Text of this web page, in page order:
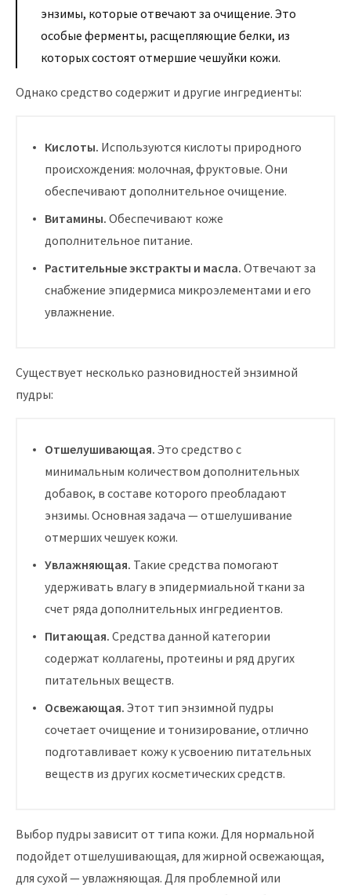
энзимы, которые отвечают за очищение. Это
особые ферменты, расщепляющие белки, из
которых состоят отмершие чешуйки кожи.
Однако средство содержит и другие ингредиенты:
Кислоты. Используются кислоты природного
происхождения: молочная, фруктовые. Они
обеспечивают дополнительное очищение.
Витамины. Обеспечивают коже
дополнительное питание.
Растительные экстракты и масла. Отвечают за
снабжение эпидермиса микроэлементами и его
увлажнение.
Существует несколько разновидностей энзимной
пудры:
Отшелушивающая. Это средство с
минимальным количеством дополнительных
добавок, в составе которого преобладают
энзимы. Основная задача — отшелушивание
отмерших чешуек кожи.
Увлажняющая. Такие средства помогают
удерживать влагу в эпидермиальной ткани за
счет ряда дополнительных ингредиентов.
Питающая. Средства данной категории
содержат коллагены, протеины и ряд других
питательных веществ.
Освежающая. Этот тип энзимной пудры
сочетает очищение и тонизирование, отлично
подготавливает кожу к усвоению питательных
веществ из других косметических средств.
Выбор пудры зависит от типа кожи. Для нормальной
подойдет отшелушивающая, для жирной освежающая,
для сухой — увлажняющая. Для проблемной или